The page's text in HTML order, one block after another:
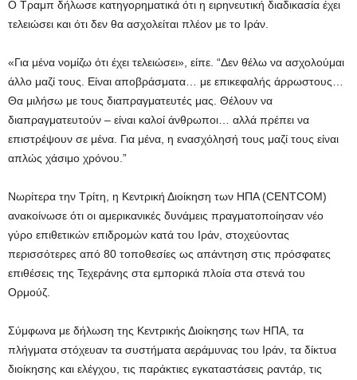
Ο Τραμπ δήλωσε κατηγορηματικά ότι η ειρηνευτική διαδικασία έχει
τελειώσει και ότι δεν θα ασχολείται πλέον με το Ιράν.
«Για μένα νομίζω ότι έχει τελειώσει», είπε. “Δεν θέλω να ασχολούμαι
άλλο μαζί τους. Είναι αποβράσματα… με επικεφαλής άρρωστους…
Θα μιλήσω με τους διαπραγματευτές μας. Θέλουν να
διαπραγματευτούν – είναι καλοί άνθρωποι… αλλά πρέπει να
επιστρέψουν σε μένα. Για μένα, η ενασχόλησή τους μαζί τους είναι
απλώς χάσιμο χρόνου.”
Νωρίτερα την Τρίτη, η Κεντρική Διοίκηση των ΗΠΑ (CENTCOM)
ανακοίνωσε ότι οι αμερικανικές δυνάμεις πραγματοποίησαν νέο
γύρο επιθετικών επιδρομών κατά του Ιράν, στοχεύοντας
περισσότερες από 80 τοποθεσίες ως απάντηση στις πρόσφατες
επιθέσεις της Τεχεράνης στα εμπορικά πλοία στα στενά του
Ορμούζ.
Σύμφωνα με δήλωση της Κεντρικής Διοίκησης των ΗΠΑ, τα
πλήγματα στόχευαν τα συστήματα αεράμυνας του Ιράν, τα δίκτυα
διοίκησης και ελέγχου, τις παράκτιες εγκαταστάσεις ραντάρ, τις